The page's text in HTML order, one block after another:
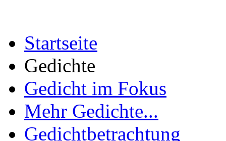
Startseite
Gedichte
Gedicht im Fokus
Mehr Gedichte...
Gedichtbetrachtung